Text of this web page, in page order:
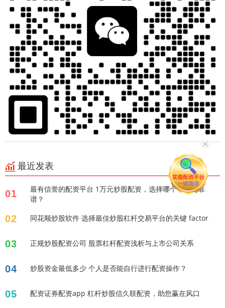
最近发表
01
最有信誉的配资平台 1万元炒股配资，选择哪个平台更靠
谱？
02 同花顺炒股软件 选择最佳炒股杠杆交易平台的关键 factor
03 正规炒股配资公司 股票杠杆配资浅析与上市公司关系
04 炒股资金最低多少 个人是否能自行进行配资操作？
05 配资证券配资app 杠杆炒股信久联配资，助您赢在风口